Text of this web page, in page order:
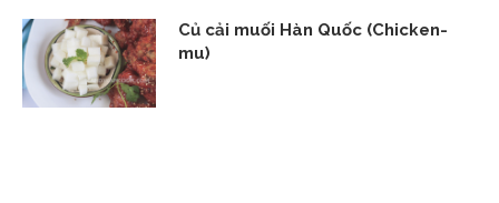
Củ cải muối Hàn Quốc (Chicken-
mu)